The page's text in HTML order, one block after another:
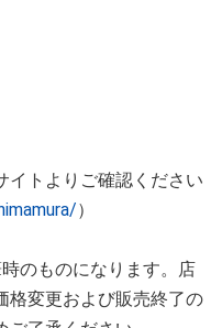
イトよりご確認ください
）
のものになります。店
格変更および販売終了の